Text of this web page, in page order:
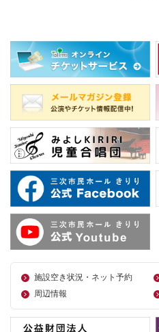
施設空き状況・ネット予約
周辺情報